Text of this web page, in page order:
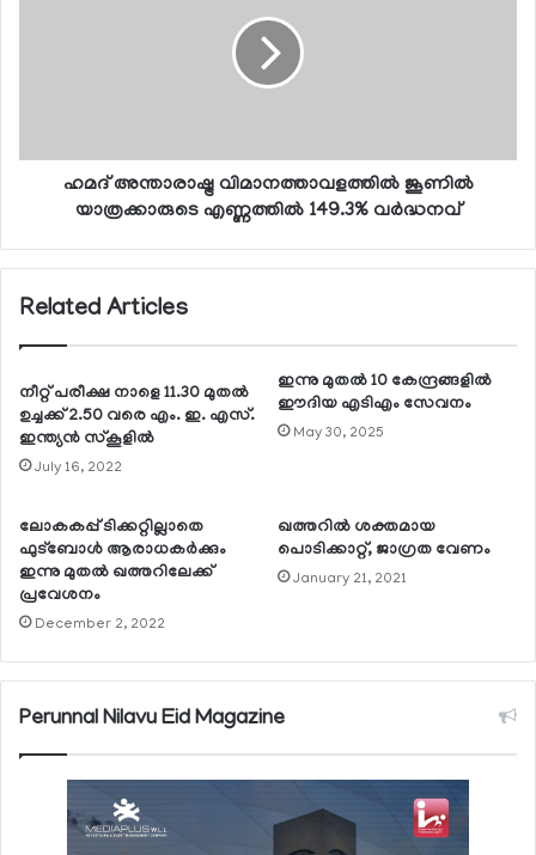
ഹമദ് അന്താരാഷ്ട്ര വിമാനത്താവളത്തില്‍ ജൂണില്‍
യാത്രക്കാരുടെ എണ്ണത്തില്‍ 149.3% വര്‍ദ്ധനവ്
Related Articles
നീറ്റ് പരീക്ഷ നാളെ 11.30 മുതല്‍
ഉച്ചക്ക് 2.50 വരെ എം. ഇ. എസ്.
ഇന്ത്യന്‍ സ്‌കൂളില്‍
July 16, 2022
ഇന്നു മുതല്‍ 10 കേന്ദ്രങ്ങളില്‍
ഈദിയ എടിഎം സേവനം
May 30, 2025
ലോകകപ്പ് ടിക്കറ്റില്ലാതെ
ഫുട്ബോള്‍ ആരാധകര്‍ക്കും
ഇന്നു മുതല്‍ ഖത്തറിലേക്ക്
പ്രവേശനം
December 2, 2022
ഖത്തറില്‍ ശക്തമായ
പൊടിക്കാറ്റ്, ജാഗ്രത വേണം
January 21, 2021
Perunnal Nilavu Eid Magazine